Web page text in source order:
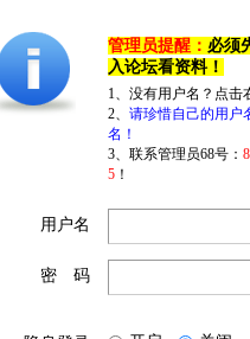
管理员提醒： 必须
入论坛看资料！
1、没有用户名？点
2、 请珍惜自己的用户
名！
3、联系管理员68号：
5 ！
用户名
密 码